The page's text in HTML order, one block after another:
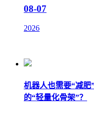
08-07
2026
机器人也需要“减肥
的“轻量化骨架”？